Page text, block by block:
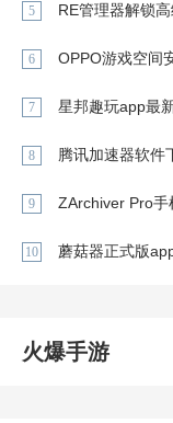
5
RE管理器解锁
6 OPPO游戏空间
7 星邦趣玩app最
8 腾讯加速器软件
9 ZArchiver Pro
10 蘑菇器正式版
火爆手游